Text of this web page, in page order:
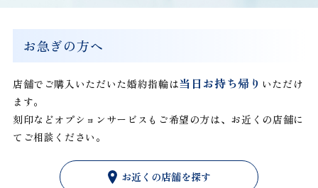
お急ぎの方へ
店舗でご購入いただいた婚約指輪は当日お持ち帰り いただけ
ます。
刻印などオプションサービスもご希望の方は、お近くの店舗に
てご相談ください。
お近くの店舗を探す